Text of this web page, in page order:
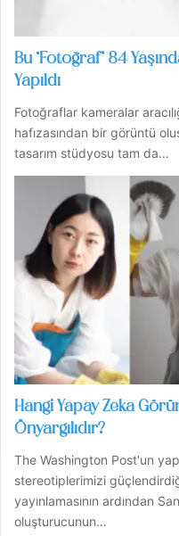
Bu ‘Fotoğraf’ 84
Yapıldı
Fotoğraflar kameralar
hafızasından bir görüntü
tasarım stüdyosu tam da…
Hangi Yapay Zeka
Önyargılıdır?
The Washington Post'un
stereotiplerimizi
yayınlamasının ardından
oluşturucunun…